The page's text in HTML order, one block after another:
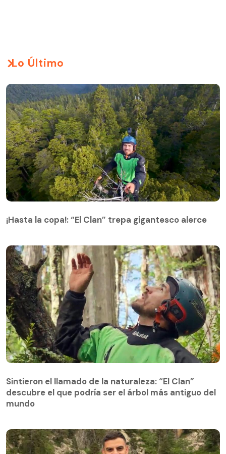
Lo Último
¡Hasta la copa!: “El Clan” trepa gigantesco alerce
descubre el que podría ser el árbol más antiguo del
mundo
Sintieron el llamado de la naturaleza: “El Clan”
descubre el que podría ser el árbol más antiguo del
mundo